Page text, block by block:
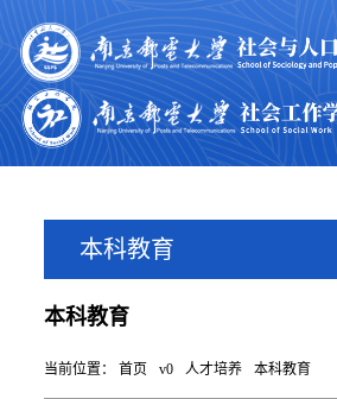
本科教育
当前位置： 首页 v0 人才培养 本科教育
本科教育